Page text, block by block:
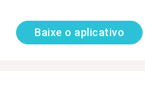
Baixe o aplicativo